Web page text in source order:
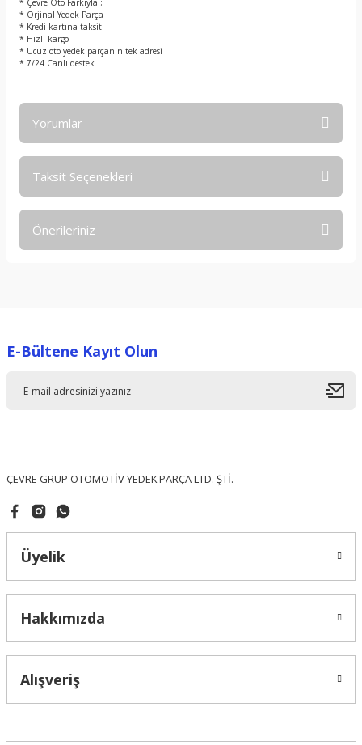
* Çevre Oto Farkıyla ;
* Orjinal Yedek Parça
* Kredi kartına taksit
* Hızlı kargo
* Ucuz oto yedek parçanın tek adresi
* 7/24 Canlı destek
Yorumlar
Taksit Seçenekleri
Önerileriniz
Ürün resmi kalitesiz, bozuk veya görüntülenemiyor.
E-Bültene Kayıt Olun
ÇEVRE GRUP OTOMOTİV YEDEK PARÇA LTD. ŞTİ.
Üyelik
Hakkımızda
Alışveriş